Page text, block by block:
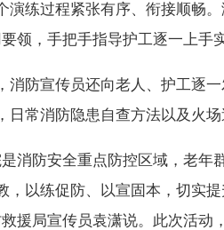
演练过程紧张有序、衔接顺畅
领，手把手指导护工逐一上
消防宣传员还向老人、护工逐
日常消防隐患自查方法以及火
消防安全重点防控区域，老年
，以练促防、以宣固本，切实
援局宣传员袁潇说。此次活